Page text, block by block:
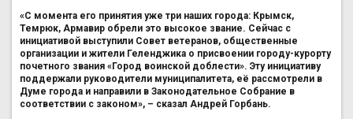
«С момента его принятия уже три наших города: Крымск,
Темрюк, Армавир обрели это высокое звание. Сейчас с
инициативой выступили Совет ветеранов, общественные
организации и жители Геленджика о присвоении городу-курорту
почетного звания «Город воинской доблести». Эту инициативу
поддержали руководители муниципалитета, её рассмотрели в
Думе города и направили в Законодательное Собрание в
соответствии с законом», – сказал Андрей Горбань.